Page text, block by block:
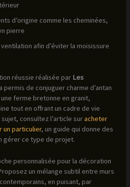
d’origine comme les cheminées,
pierre
afin d’éviter la moisissure
réussie réalisée par Les
permis de conjuguer charme d’antan
ferme bretonne en granit,
tout en offrant un cadre de vie
consultez l’article suracheter
un particulier, un guide qui donne des
gérer ce type de projet.
personnalisée pour la décoration
un mélange subtil entre murs
en puisant, par